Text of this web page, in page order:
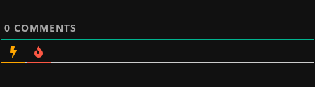
0 COMMENTS